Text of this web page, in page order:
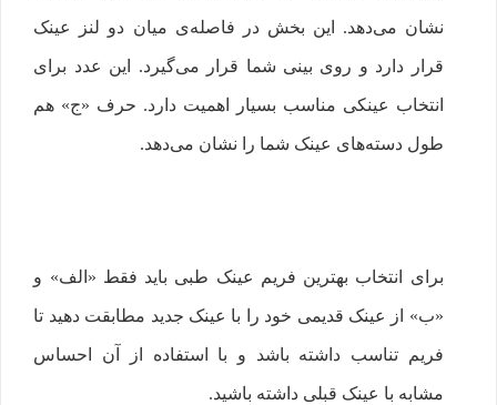
نشان می‌دهد. این بخش در فاصله‌ی میان دو لنز عینک
قرار دارد و روی بینی شما قرار می‌گیرد. این عدد برای
انتخاب عینکی مناسب بسیار اهمیت دارد. حرف «ج» هم
طول دسته‌های عینک شما را نشان می‌دهد.
برای انتخاب بهترین فریم عینک طبی باید فقط «الف» و
«ب» از عینک قدیمی خود را با عینک جدید مطابقت دهید تا
فریم تناسب داشته باشد و با استفاده از آن احساس
مشابه با عینک قبلی داشته باشید.